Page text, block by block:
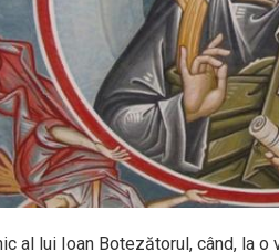
al lui Ioan Botezătorul, când, la